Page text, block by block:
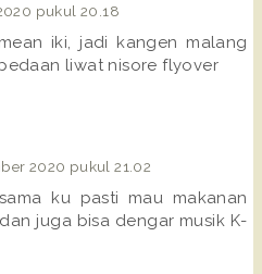
pukul 20.18
iki, jadi kangen malang
liwat nisore flyover
2020 pukul 21.02
ku pasti mau makanan
juga bisa dengar musik K-